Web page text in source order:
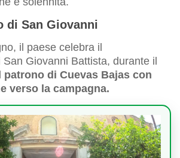
di San Giovanni
il paese celebra il
Giovanni Battista, durante il
patrono di Cuevas Bajas con
verso la campagna.